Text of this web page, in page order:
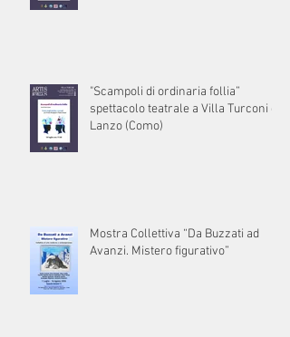
"Scampoli di ordinaria follia”
spettacolo teatrale a Villa Turconi di
Lanzo (Como)
Mostra Collettiva “Da Buzzati ad
Avanzi. Mistero figurativo”